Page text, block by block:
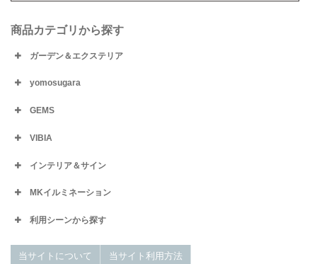
商品カテゴリから探す
ガーデン＆エクステリア
yomosugara
GEMS
VIBIA
インテリア＆サイン
MKイルミネーション
利用シーンから探す
当サイトについて 当サイト利用方法